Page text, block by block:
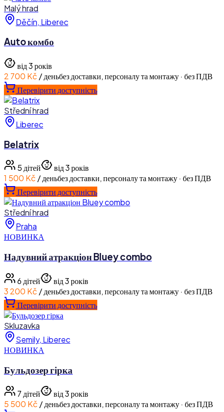
Malý hrad
Děčín, Liberec
Auto комбо
від 3 років
2 700 Kč / деньбез доставки, персоналу та монтажу · без ПДВ
Перевірити доступність
Střední hrad
Liberec
Belatrix
5дітей
від 3 років
1 500 Kč / деньбез доставки, персоналу та монтажу · без ПДВ
Перевірити доступність
Střední hrad
Praha
НОВИНКА
Надувний атракціон Bluey combo
6 дітей
від 3 років
3 200 Kč / деньбез доставки, персоналу та монтажу · без ПДВ
Перевірити доступність
Skluzavka
Semily, Liberec
НОВИНКА
Бульдозер гірка
7дітей
від 3 років
5 500 Kč / деньбез доставки, персоналу та монтажу · без ПДВ